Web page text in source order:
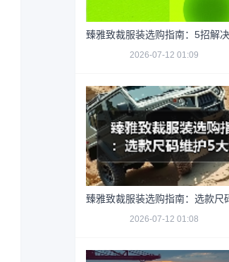
臻雅致裁服装选购指南：5招解
2026-07-12 01:09
臻雅致裁服装选购指南：选款尺
2026-07-12 01:08